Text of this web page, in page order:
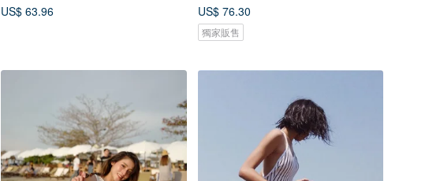
US$ 63.96
US$ 76.30
獨家販售